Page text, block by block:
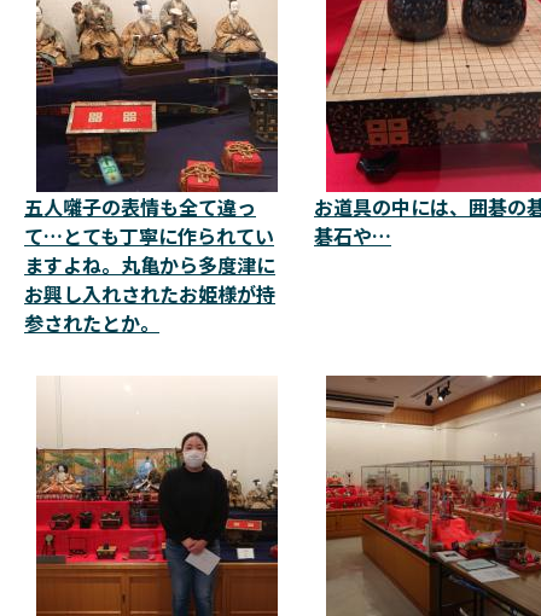
五人囃子の表情も全て違っ
て…とても丁寧に作られてい
ますよね。丸亀から多度津に
お興し入れされたお姫様が持
参されたとか。
お道具の中には、囲碁の
碁石や…